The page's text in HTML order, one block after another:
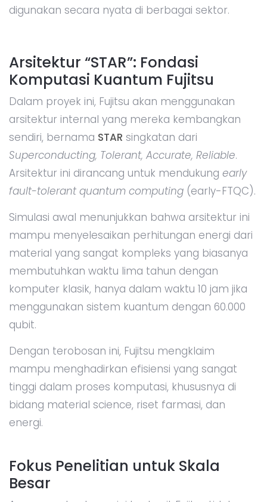
digunakan secara nyata di berbagai sektor.
Arsitektur “STAR”: Fondasi
Komputasi Kuantum Fujitsu
Dalam proyek ini, Fujitsu akan menggunakan
arsitektur internal yang mereka kembangkan
sendiri, bernama STAR singkatan dari
Superconducting, Tolerant, Accurate, Reliable.
Arsitektur ini dirancang untuk mendukung early
fault-tolerant quantum computing (early-FTQC).
Simulasi awal menunjukkan bahwa arsitektur ini
mampu menyelesaikan perhitungan energi dari
material yang sangat kompleks yang biasanya
membutuhkan waktu lima tahun dengan
komputer klasik, hanya dalam waktu 10 jam jika
menggunakan sistem kuantum dengan 60.000
qubit.
Dengan terobosan ini, Fujitsu mengklaim
mampu menghadirkan efisiensi yang sangat
tinggi dalam proses komputasi, khususnya di
bidang material science, riset farmasi, dan
energi.
Fokus Penelitian untuk Skala
Besar